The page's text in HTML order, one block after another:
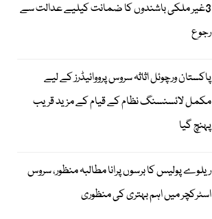
3غیر ملکی باشندوں کا ضمانت کیلیے عدالت سے
رجوع
پاکستان ورچوئل اثاثہ سروس پرووائیڈرز کے لیے
مکمل لائسنسنگ نظام کے قیام کے مزید قریب
پہنچ گیا
ریلوے پولیس کا برسوں پرانا مطالبہ منظور، سروس
اسٹرکچر میں اہم بہتری کی منظوری